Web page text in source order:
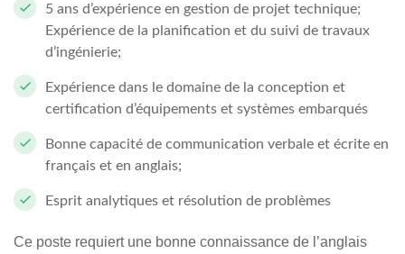
5 ans d’expérience en gestion de projet technique;
Expérience de la planification et du suivi de travaux
d’ingénierie;
Expérience dans le domaine de la conception et
certification d’équipements et systèmes embarqués
Bonne capacité de communication verbale et écrite en
français et en anglais;
Esprit analytiques et résolution de problèmes
Ce poste requiert une bonne connaissance de l’anglais